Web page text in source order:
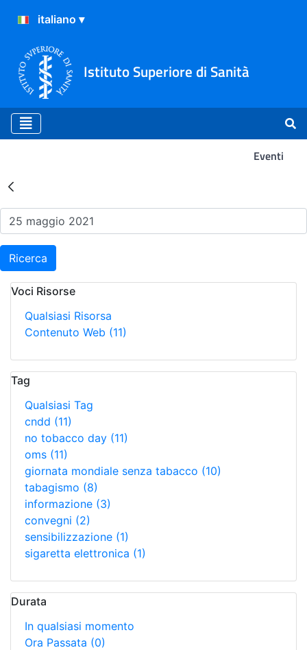
Istituto Superiore di Sanità
Eventi
Risultati della Ricerca -
Ricerca
Voci Risorse
Qualsiasi Risorsa
Contenuto Web (11)
Tag
Qualsiasi Tag
cndd (11)
no tobacco day (11)
oms (11)
giornata mondiale senza tabacco (10)
tabagismo (8)
informazione (3)
convegni (2)
sensibilizzazione (1)
sigaretta elettronica (1)
Durata
In qualsiasi momento
Ora Passata (0)